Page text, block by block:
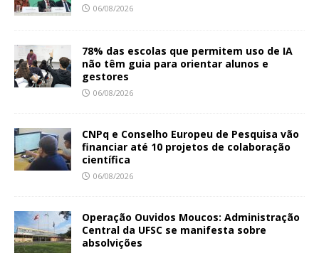
06/08/2026
78% das escolas que permitem uso de IA
não têm guia para orientar alunos e
gestores
06/08/2026
CNPq e Conselho Europeu de Pesquisa vão
financiar até 10 projetos de colaboração
científica
06/08/2026
Operação Ouvidos Moucos: Administração
Central da UFSC se manifesta sobre
absolvições